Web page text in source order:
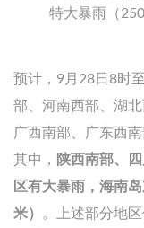
特大暴雨（
预计，9月28日8时
部、河南西部、湖
广西南部、广东西
其中， 陕西南部、
区有大暴雨，海南
米） 。上述部分地